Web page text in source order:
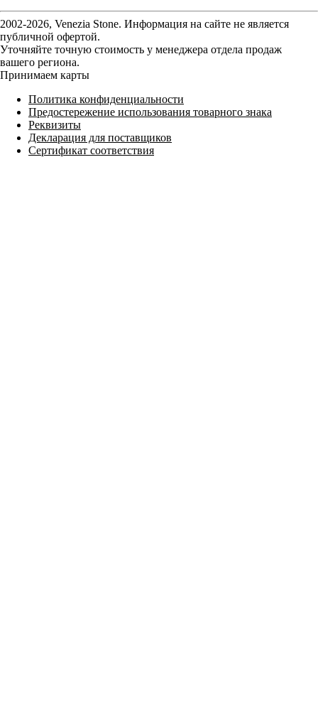
2002-2026, Venezia Stone. Информация на сайте не является
публичной офертой.
Уточняйте точную стоимость у менеджера отдела продаж
вашего региона.
Принимаем карты
Политика конфиденциальности
Предостережение использования товарного знака
Реквизиты
Декларация для поставщиков
Сертификат соответствия